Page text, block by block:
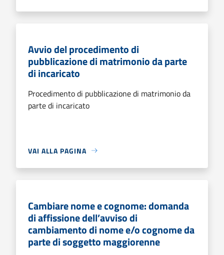
Avvio del procedimento di
pubblicazione di matrimonio da parte
di incaricato
Procedimento di pubblicazione di matrimonio da
parte di incaricato
VAI ALLA PAGINA
Cambiare nome e cognome: domanda
di affissione dell’avviso di
cambiamento di nome e/o cognome da
parte di soggetto maggiorenne